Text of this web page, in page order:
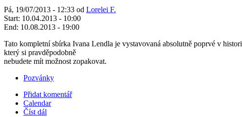
Pá, 19/07/2013 - 12:33 od Lorelei F.
Start: 10.04.2013 - 10:00
End: 10.08.2013 - 19:00
Tato kompletní sbírka Ivana Lendla je vystavovaná absolutně poprvé v
který si pravděpodobně
nebudete mít možnost zopakovat.
Pozvánky
Přidat komentář
Calendar
Číst dál